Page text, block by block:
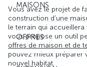
MAISONS
OFFRES
Vous avez le projet de
construction d'une
le terrain qui
vous propose un outil
offres de maison et de
pouvez mieux préparer
nouvel habitat.